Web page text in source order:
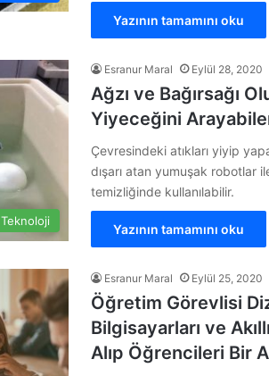
Yazının tamamını oku
Teknoloji
Esranur Maral Eylül 28, 2020
Ağzı ve Bağırsağı
Yiyeceğini
Çevresindeki atıkları yiyip
dışarı atan yumuşak robotlar
temizliğinde kullanılabilir.
Yazının tamamını oku
Esranur Maral Eylül 25, 2020
Öğretim Görevlisi
Bilgisayarları ve
Alıp Öğrencileri Bir